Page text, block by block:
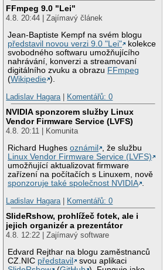
FFmpeg 9.0 "Lei"
4.8. 20:44 | Zajímavý článek
Jean-Baptiste Kempf na svém blogu
představil novou verzi 9.0 "Lei"
kolekce
svobodného softwaru umožňujícího
nahrávání, konverzi a streamovaní
digitálního zvuku a obrazu FFmpeg
(Wikipedie ).
Ladislav Hagara
Komentářů: 0
NVIDIA sponzorem služby Linux
Vendor Firmware Service (LVFS)
4.8. 20:11 | Komunita
Richard Hughesoznámil
, že službu
Linux Vendor Firmware Service (LVFS)
umožňující aktualizovat firmware
zařízení na počítačích s Linuxem, nově
sponzoruje také společnost NVIDIA .
Ladislav Hagara | Komentářů: 0
SlideRshow, prohlížeč fotek, ale i
jejich organizér a prezentátor
4.8. 12:22 | Zajímavý software
Edvard Rejthar na blogu zaměstnanců
CZ.NIC představil
svou aplikaci